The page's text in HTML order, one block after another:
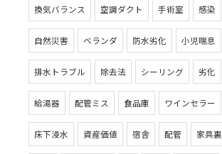
換気バランス 空調ダクト 手術室 感染
自然災害 ベランダ 防水劣化 小児喘息
排水トラブル 除去法 シーリング 劣化
給湯器 配管ミス 食品庫 ワインセラー
床下浸水 資産価値 宿舎 配管 家具裏